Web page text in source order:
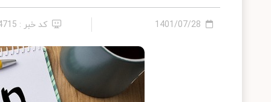
1401/07/28 کد خبر : 24715